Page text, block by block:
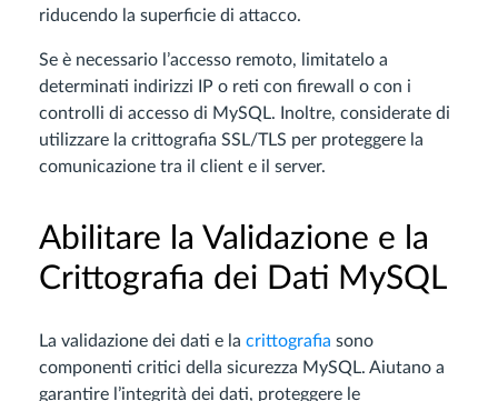
riducendo la superficie di attacco.
Se è necessario l’accesso remoto, limitatelo a
determinati indirizzi IP o reti con firewall o con i
controlli di accesso di MySQL. Inoltre, considerate di
utilizzare la crittografia SSL/TLS per proteggere la
comunicazione tra il client e il server.
Abilitare la Validazione e la
Crittografia dei Dati MySQL
La validazione dei dati e la crittografia sono
componenti critici della sicurezza MySQL. Aiutano a
garantire l’integrità dei dati, proteggere le